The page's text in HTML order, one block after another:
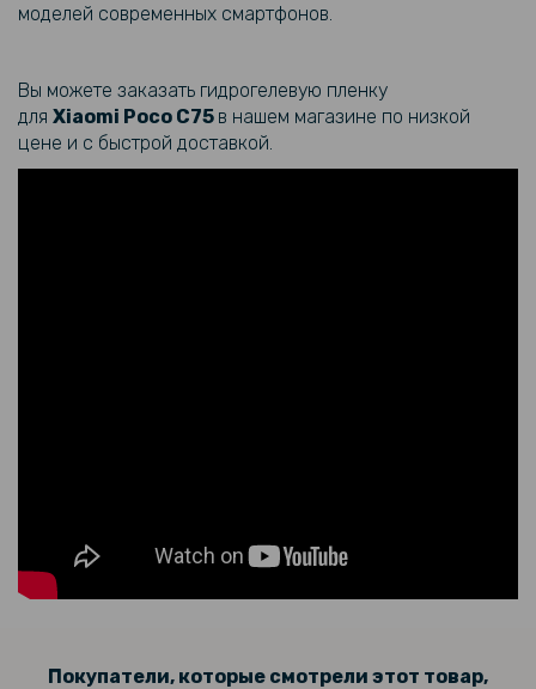
Чехол - накладка Cooling Armor No Frame для Xiaomi Poco F6 5G /
299 грн
Гидрогелевая пленка iNobi Matte для Motorola Edge 40, Матовая
349 грн
Чехол - накладка TPU Color Matte Ring для Xiaomi Redmi 14C / Poco
129 грн
моделей современных смартфонов.
Вы можете заказать гидрогелевую пленку
для Xiaomi Poco C75 в нашем магазине по низкой
цене и с быстрой доставкой.
Покупатели, которые смотрели этот товар,